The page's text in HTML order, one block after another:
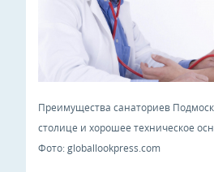
Преимущества санаториев
столице и хорошее техническое
Фото: globallookpress.com